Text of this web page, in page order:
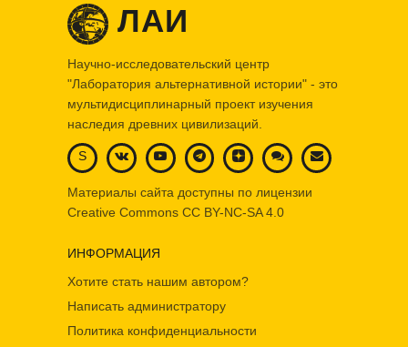
ЛАИ
Научно-исследовательский центр
"Лаборатория альтернативной истории" - это
мультидисциплинарный проект изучения
наследия древних цивилизаций.
S
Материалы сайта доступны по лицензии
Creative Commons CC BY-NC-SA 4.0
ИНФОРМАЦИЯ
Хотите стать нашим автором?
Написать администратору
Политика конфиденциальности